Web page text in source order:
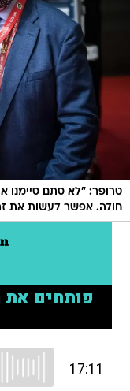
טרופר: "לא סתם סיימנו
חולה. אפשר לעשות את